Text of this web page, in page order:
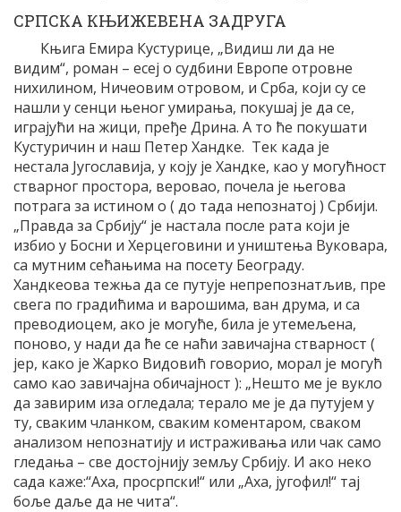
СРПСКА КЊИЖЕВЕНА ЗАДРУГА
Књига Емира Кустурице, „Видиш ли да не
видим“, роман – есеј о судбини Европе отровне
нихилином, Ничеовим отровом, и Срба, који су се
нашли у сенци њеног умирања, покушај је да се,
играјући на жици, пређе Дрина. А то ће покушати
Кустуричин и наш Петер Хандке. Тек када је
нестала Југославија, у коју је Хандке, као у могућност
стварног простора, веровао, почела је његова
потрага за истином о ( до тада непознатој ) Србији.
„Правда за Србију“ је настала после рата који је
избио у Босни и Херцеговини и уништења Вуковара,
са мутним сећањима на посету Београду.
Хандкеова тежња да се путује непрепознатљив, пре
свега по градићима и варошима, ван друма, и са
преводиоцем, ако је могуће, била је утемељена,
поново, у нади да ће се наћи завичајна стварност (
јер, како је Жарко Видовић говорио, морал је могућ
само као завичајна обичајност ): „Нешто ме је вукло
да завирим иза огледала; терало ме је да путујем у
ту, сваким чланком, сваким коментаром, сваком
анализом непознатију и истраживања или чак само
гледања – све достојнију земљу Србију. И ако неко
сада каже:“Аха, просрпски!“ или „Аха, југофил!“ тај
боље даље да не чита“.